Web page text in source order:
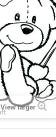
View larger